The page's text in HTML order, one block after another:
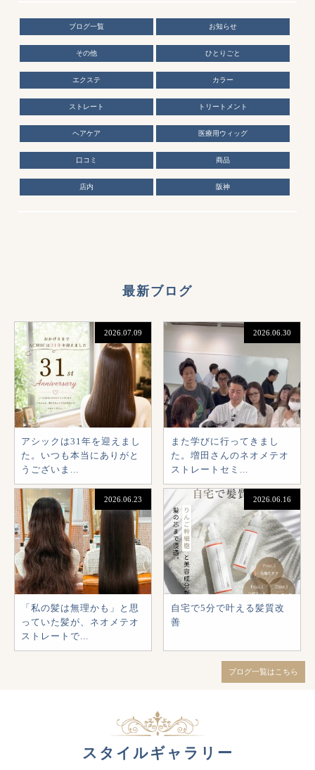
ブログ一覧 お知らせ
その他 ひとりごと
エクステ カラー
ストレート トリートメント
ヘアケア 医療用ウィッグ
口コミ 商品
店内 阪神
最新ブログ
2026.07.09
アシックは31年を迎えまし
た。いつも本当にありがと
うございま...
2026.06.30
また学びに行ってきまし
た。増田さんのネオメテオ
ストレートセミ...
2026.06.23
「私の髪は無理かも」と思
っていた髪が、ネオメテオ
ストレートで...
2026.06.16
自宅で5分で叶える髪質改
善
ブログ一覧はこちら
スタイルギャラリー